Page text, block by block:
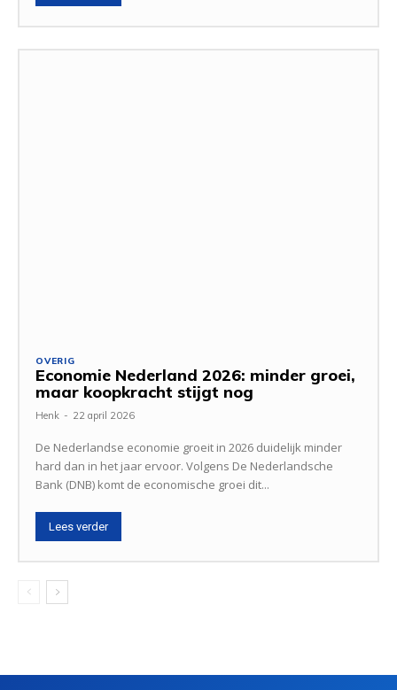
OVERIG
Economie Nederland 2026: minder groei,
maar koopkracht stijgt nog
Henk - 22 april 2026
De Nederlandse economie groeit in 2026 duidelijk minder
hard dan in het jaar ervoor. Volgens De Nederlandsche
Bank (DNB) komt de economische groei dit...
Lees verder